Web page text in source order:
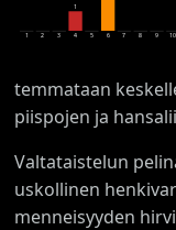
1 2 3
1
4 5 6 7 8 9 10
temmataan
piispojen ja
Valtataistelun
uskollinen
menneisyyden